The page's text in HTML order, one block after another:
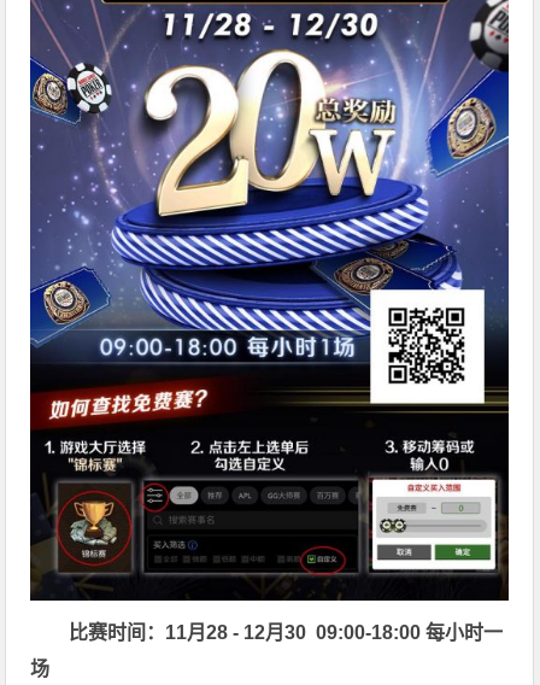
比赛时间：11月28 - 12月30 09:00-18:00 每小时一
场